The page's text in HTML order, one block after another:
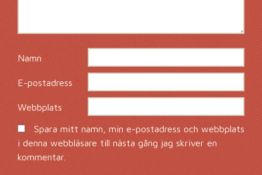
Namn *
E-postadress*
Webbplats
Spara mitt namn, min e-postadress och webbplats
i denna webbläsare till nästa gång jag skriver en
kommentar.